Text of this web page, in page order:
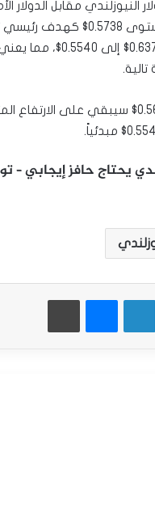
الثبات فوق 0.5640$ سيبقي
يحتاج حافز إيجابي – توقعات
لينكدإن ماسنجر طباعة